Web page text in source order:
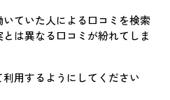
ていた人による口コミを検索
は異なる口コミが紛れてしま
用するようにしてください